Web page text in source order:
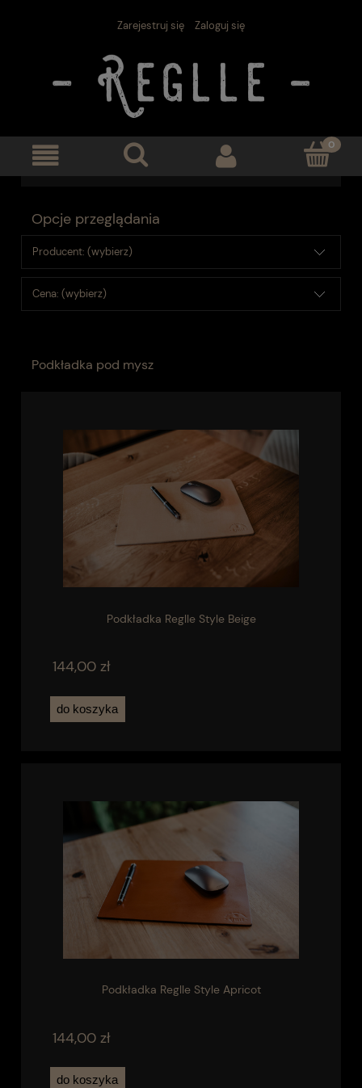
Zarejestruj się Zaloguj się
Opcje przeglądania
Producent: (wybierz)
Cena: (wybierz)
Podkładka pod mysz
Podkładka Reglle Style Beige
144,00 zł
do koszyka
Podkładka Reglle Style Apricot
144,00 zł
do koszyka